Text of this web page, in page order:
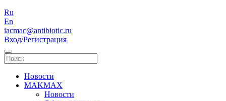
Ru
En
iacmac@antibiotic.ru
Вход/Регистрация
Новости
MAKMAX
Новости